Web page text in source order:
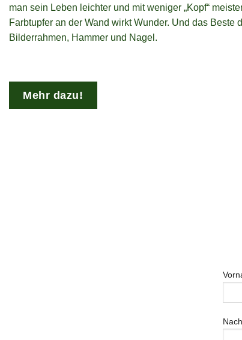
man sein Leben leichter und mit weniger „Kopf“
Farbtupfer an der Wand wirkt Wunder. Und das Beste
Bilderrahmen, Hammer und Nagel.
Mehr dazu!